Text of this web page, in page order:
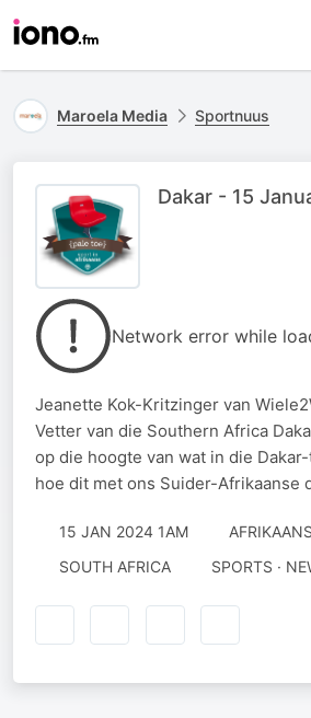
Maroela Media Sportnuus
Dakar - 15
Network error while
Jeanette Kok-Kritzinger van
Vetter van die Southern Africa
op die hoogte van wat in die
hoe dit met ons Suider-Afrikaanse
15 JAN 2024 1AM
AFRIKAANS
SOUTH AFRICA
SPORTS ·